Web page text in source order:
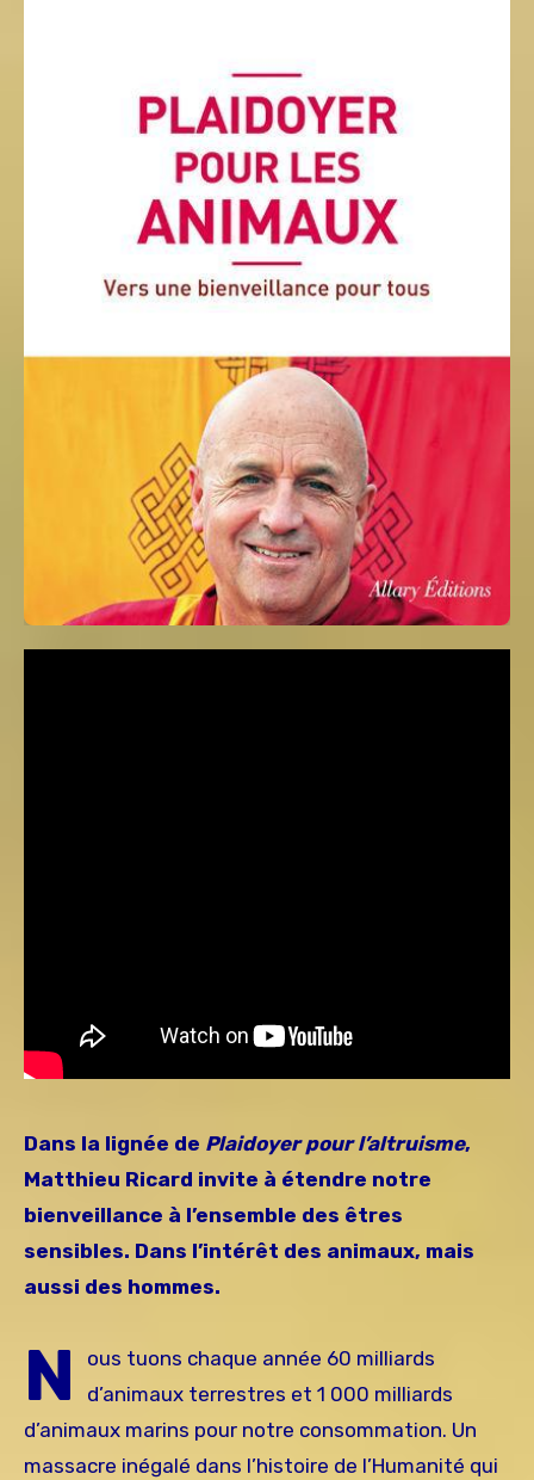
Dans la lignée de Plaidoyer pour l’altruisme,
Matthieu Ricard invite à étendre notre
bienveillance à l’ensemble des êtres
sensibles. Dans l’intérêt des animaux, mais
aussi des hommes.
N
ous tuons chaque année 60 milliards
d’animaux terrestres et 1 000 milliards
d’animaux marins pour notre consommation. Un
massacre inégalé dans l’histoire de l’Humanité qui